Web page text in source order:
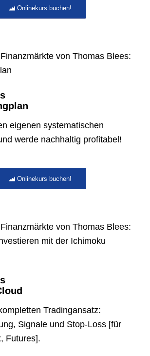
Onlinekurs buchen!
eigenen systematischen
werde nachhaltig profitabel!
Onlinekurs buchen!
Tradingansatz:
Signale und Stop-Loss [für
Futures].